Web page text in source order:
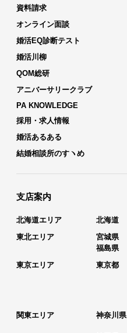
資料請求
オンライン面談
婚活EQ診断テスト
婚活川柳
QOM総研
アニバーサリークラブ
PA KNOWLEDGE
採用・求人情報
婚活あるある
結婚相談所のすヽめ
支店案内
北海道エリア 北海道
東北エリア
宮城県
福島県
東京エリア
東京都
関東エリア
神奈川県